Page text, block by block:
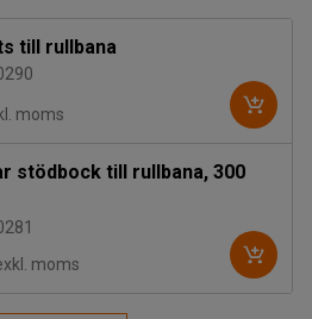
till rullbana
moms
stödbock till rullbana, 300
moms